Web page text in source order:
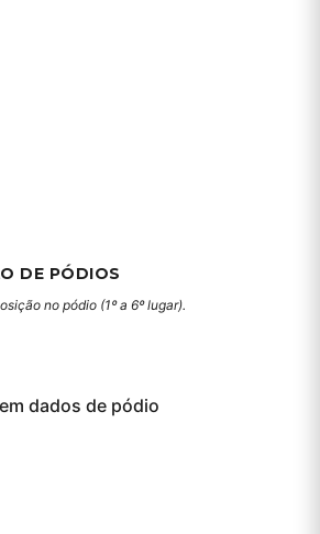
DE PÓDIOS
no pódio (1º a 6º lugar).
dados de pódio